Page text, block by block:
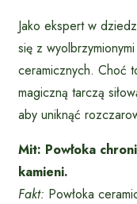
Jako ekspert w
się z
ceramicznych. Choć
magiczną tarczą
aby uniknąć
Mit: Powłoka
kamieni.
Fakt: Powłoka